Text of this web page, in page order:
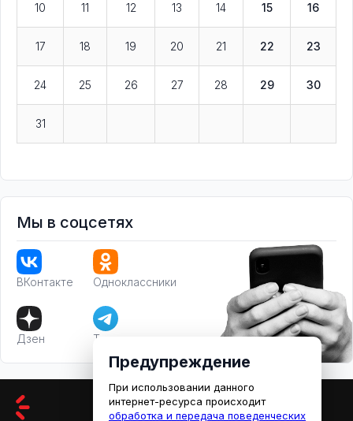
10 11 12 13 14 15 16
17 18 19 20 21 22 23
24 25 26 27 28 29 30
31
Мы в соцсетях
ВКонтакте Одноклассники
Дзен Телеграм
Предупреждение
При использовании данного
интернет-ресурса происходит
обработка и передача поведенческих